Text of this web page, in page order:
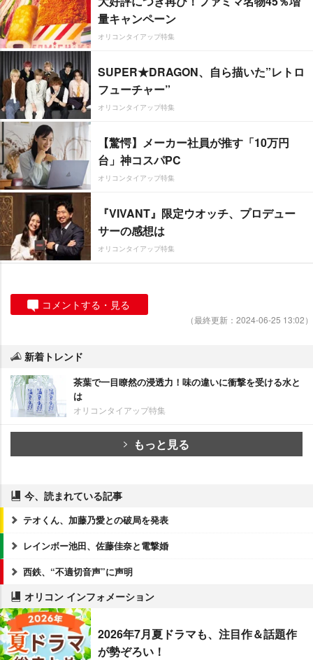
量キャンペーン
オリコンタイアップ特集
SUPER★DRAGON、自ら描いた”レトロ
フューチャー”
オリコンタイアップ特集
【驚愕】メーカー社員が推す「10万円
台」神コスパPC
オリコンタイアップ特集
『VIVANT』限定ウオッチ、プロデュー
サーの感想は
オリコンタイアップ特集
コメントする・見る
（最終更新：2024-06-25 13:02）
新着トレンド
茶葉で一目瞭然の浸透力！味の違いに衝撃を受ける水と
は
オリコンタイアップ特集
もっと見る
今、読まれている記事
テオくん、加藤乃愛との破局を発表
レインボー池田、佐藤佳奈と電撃婚
西鉄、“不適切音声”に声明
オリコン インフォメーション
2026年7月夏ドラマも、注目作＆話題作
が勢ぞろい！